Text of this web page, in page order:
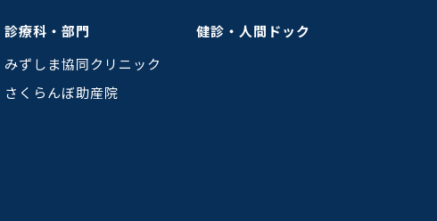
診療科・部門
みずしま協同クリニック
さくらんぼ助産院
健診・人間ドック